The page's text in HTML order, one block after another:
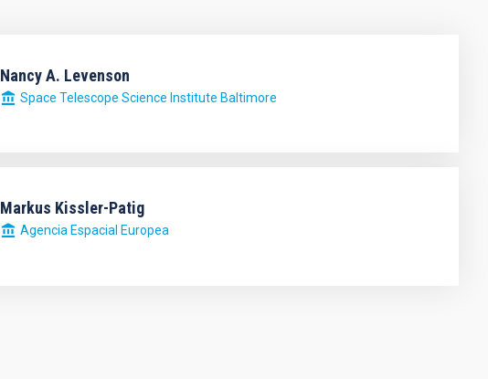
Nancy A. Levenson
Space Telescope Science Institute Baltimore
Markus Kissler-Patig
Agencia Espacial Europea